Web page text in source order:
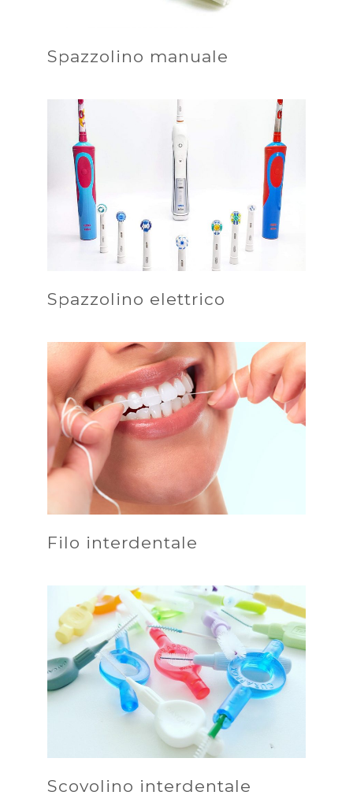
Spazzolino manuale
Spazzolino elettrico
Filo interdentale
Scovolino interdentale